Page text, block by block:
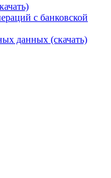
с банковской
данных (скачать)